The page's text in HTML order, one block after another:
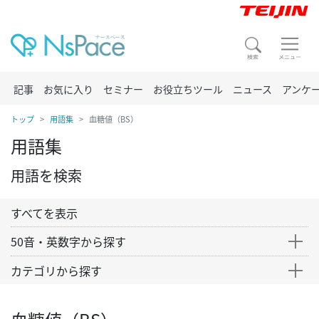
記事 お気に入り セミナー お役立ちツール ニュース アンケ
トップ 用語集 血糖値（BS）
用語集
用語を検索
すべてを表示
50音・英数字から探す
カテゴリから探す